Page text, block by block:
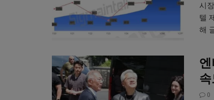
시
텔
해
엔
0